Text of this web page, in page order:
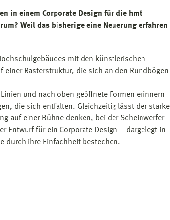
in einem Corporate Design für die hmt
Weil das bisherige eine Neuerung erfahren
mit den künstlerischen
einer Rasterstruktur, die sich an den Rundbögen
und nach oben geöffnete Formen erinnern
die sich entfalten. Gleichzeitig lässt der starke
auf einer Bühne denken, bei der Scheinwerfer
Entwurf für ein Corporate Design – dargelegt in
durch ihre Einfachheit bestechen.